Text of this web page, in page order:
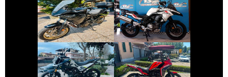
YAMAHA
TRACER
BENELLI TRK
BENELLI BKX-125
€ 3.390 €
MOTO-MORINI X-
CAPE
€ 4.650 €